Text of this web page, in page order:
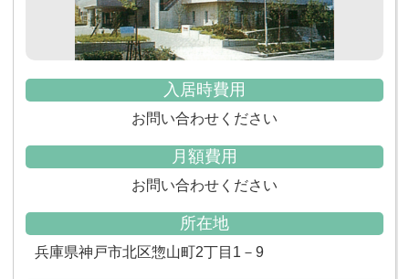
入居時費用
お問い合わせください
月額費用
お問い合わせください
所在地
兵庫県神戸市北区惣山町2丁目1－9